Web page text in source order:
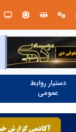
دستیار روابط
عمومی